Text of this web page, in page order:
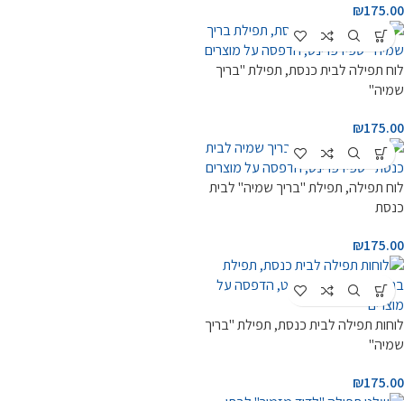
₪175.00
לוח תפילה לבית כנסת, תפילת "בריך
שמיה"
₪175.00
לוח תפילה, תפילת "בריך שמיה" לבית
כנסת
₪175.00
לוחות תפילה לבית כנסת, תפילת "בריך
שמיה"
₪175.00